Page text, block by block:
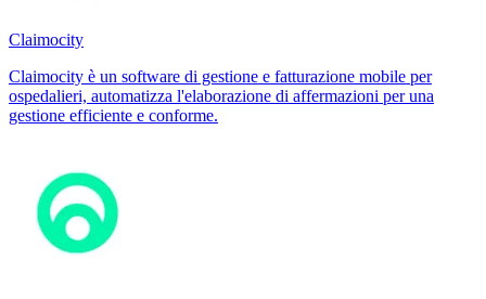
Claimocity
Claimocity è un software di gestione e fatturazione mobile per
ospedalieri, automatizza l'elaborazione di affermazioni per una
gestione efficiente e conforme.